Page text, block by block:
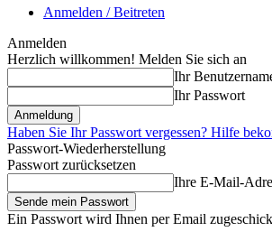
Anmelden / Beitreten
Anmelden
Herzlich willkommen! Melden Sie sich an
Ihr
Ihr Passwort
Haben Sie Ihr Passwort vergessen? Hilfe
Passwort-Wiederherstellung
Passwort zurücksetzen
Ihre E-Mail-
Ein Passwort wird Ihnen per Email